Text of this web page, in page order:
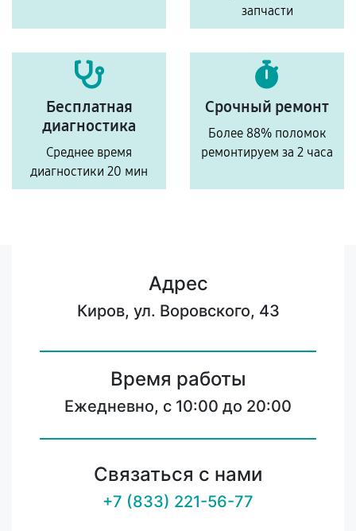
запчасти
Бесплатная
диагностика
Среднее время
диагностики 20 мин
Срочный ремонт
Более 88% поломок
ремонтируем за 2 часа
Адрес
Киров, ул. Воровского, 43
Время работы
Ежедневно, с 10:00 до 20:00
Связаться с нами
+7 (833) 221-56-77